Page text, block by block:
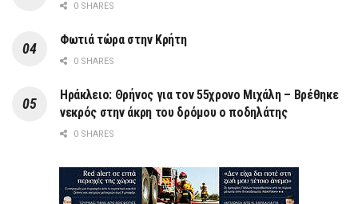
0 SHARES
Φωτιά τώρα στην Κρήτη
0 SHARES
Ηράκλειο: Θρήνος για τον 55χρονο Μιχάλη – Βρέθηκε
νεκρός στην άκρη του δρόμου ο ποδηλάτης
0 SHARES